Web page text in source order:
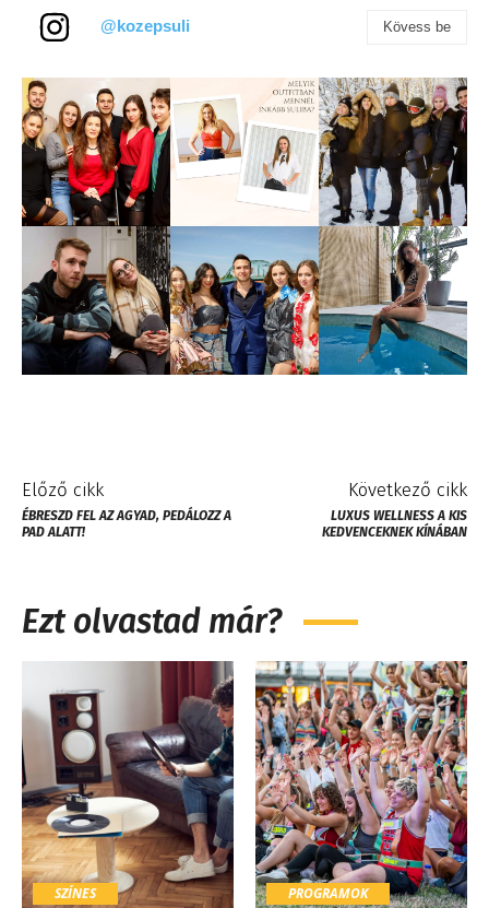
@kozepsuli Kövess be
Előző cikk
ÉBRESZD FEL AZ AGYAD, PEDÁLOZZ A
PAD ALATT!
Következő cikk
LUXUS WELLNESS A KIS
KEDVENCEKNEK KÍNÁBAN
Ezt olvastad már?
SZÍNES PROGRAMOK